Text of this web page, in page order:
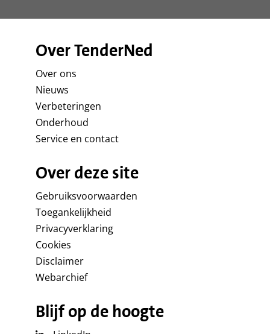
Over TenderNed
Over ons
Nieuws
Verbeteringen
Onderhoud
Service en contact
Over deze site
Gebruiksvoorwaarden
Toegankelijkheid
Privacyverklaring
Cookies
Disclaimer
Webarchief
Blijf op de hoogte